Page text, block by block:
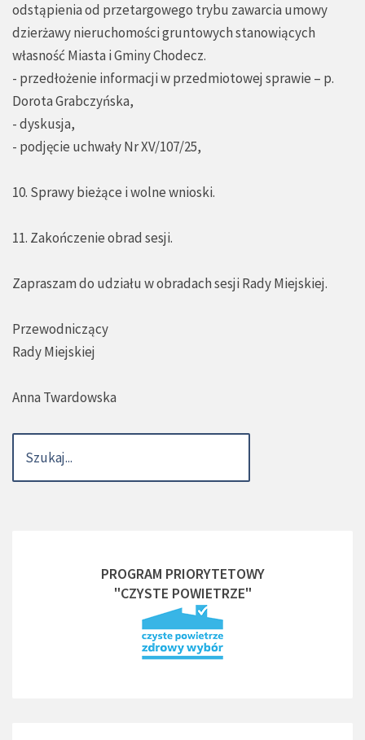
odstąpienia od przetargowego trybu zawarcia umowy
dzierżawy nieruchomości gruntowych stanowiących
własność Miasta i Gminy Chodecz.
- przedłożenie informacji w przedmiotowej sprawie – p.
Dorota Grabczyńska,
- dyskusja,
- podjęcie uchwały Nr XV/107/25,
10. Sprawy bieżące i wolne wnioski.
11. Zakończenie obrad sesji.
Zapraszam do udziału w obradach sesji Rady Miejskiej.
Przewodniczący
Rady Miejskiej
Anna Twardowska
PROGRAM PRIORYTETOWY
"CZYSTE POWIETRZE"